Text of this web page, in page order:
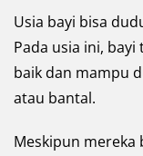
Usia bayi bisa
Pada usia ini,
baik dan mampu
atau bantal.
Meskipun mereka